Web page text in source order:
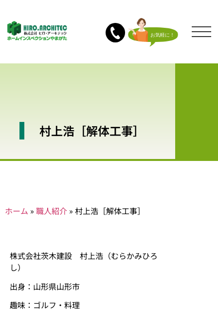
村上浩［解体工事］
ホーム » 職人紹介 » 村上浩［解体工事］
株式会社茨木建設 村上浩（むらかみひろ
し）
出身：山形県山形市
趣味：ゴルフ・料理